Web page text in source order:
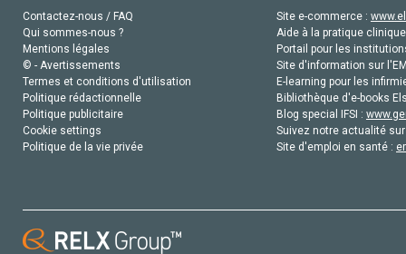
Contactez-nous / FAQ
Qui sommes-nous ?
Mentions légales
© - Avertissements
Termes et conditions d'utilisation
Politique rédactionnelle
Politique publicitaire
Cookie settings
Politique de la vie privée
Site e-commerce :
Aide à la pratique
Portail pour les
Site d'information sur
E-learning pour les
Bibliothèque d'e-books
Blog special IFSI :
Suivez notre actualité
Site d'emploi en santé :